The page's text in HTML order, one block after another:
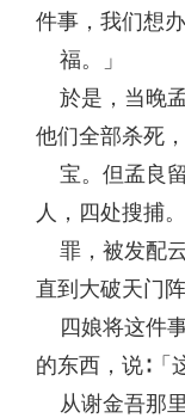
件事，我们想
福。」
於是，当晚
他们全部杀死
宝。但孟良
人，四处搜捕
罪，被发配云
直到大破天门
四娘将这件
的东西，说∶「
从谢金吾那